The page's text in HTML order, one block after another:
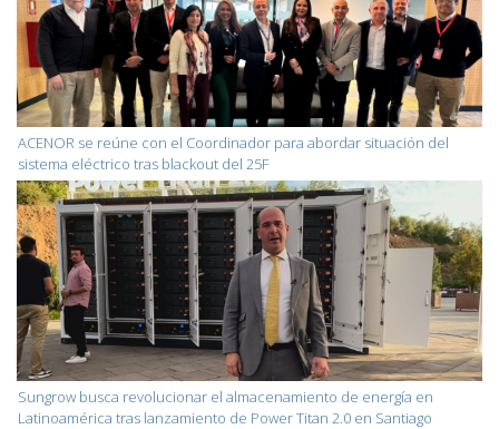
ACENOR se reúne con el Coordinador para abordar situación del
sistema eléctrico tras blackout del 25F
Sungrow busca revolucionar el almacenamiento de energía en
Latinoamérica tras lanzamiento de Power Titan 2.0 en Santiago